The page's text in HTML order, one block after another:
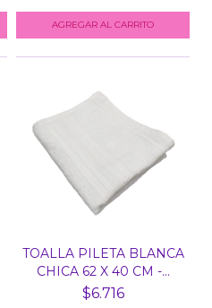
TOALLA PILETA BLANCA
CHICA 62 X 40 CM -...
$6.716